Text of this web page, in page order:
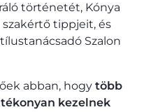
történetét, Kónya
tippjeit, és
Szalon
abban, hogy több
kezelnek